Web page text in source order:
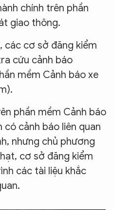
chính trên phần
giao thông.
các cơ sở đăng kiểm
cứu cảnh báo
mềm Cảnh báo xe
phần mềm Cảnh báo
cảnh báo liên quan
nhưng chủ phương
cơ sở đăng kiểm
các tài liệu khắc